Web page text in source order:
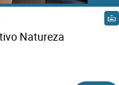
Natureza